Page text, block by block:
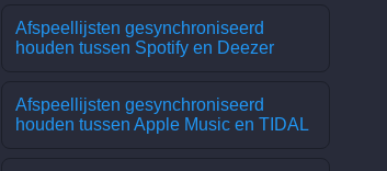
Afspeellijsten gesynchroniseerd
houden tussen Spotify en Deezer
Afspeellijsten gesynchroniseerd
houden tussen Apple Music en TIDAL